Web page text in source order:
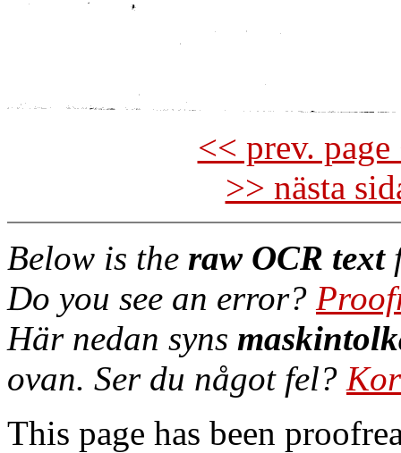
<< prev.
>> nästa
Below is the raw OCR text
Do you see an error?
Här nedan syns
ovan. Ser du något fel?
This page has been